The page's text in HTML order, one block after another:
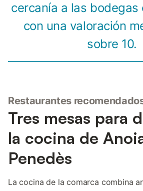
cercanía a las bodegas
con una valoración
sobre 10.
Restaurantes
Tres mesas para
la cocina de
Penedès
La cocina de la comarca combina